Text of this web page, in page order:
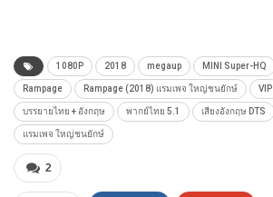
1080P 2018 megaup MINI Super-HQ
Rampage Rampage (2018) แรมเพจ ใหญ่ชนยักษ์ VIP
บรรยายไทย + อังกฤษ พากย์ไทย 5.1 เสียงอังกฤษ DTS
แรมเพจ ใหญ่ชนยักษ์
2